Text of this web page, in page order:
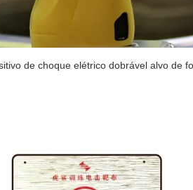
de choque elétrico dobrável alvo de